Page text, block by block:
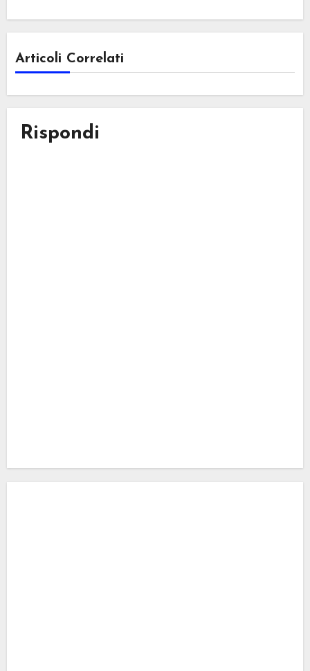
Articoli Correlati
Rispondi